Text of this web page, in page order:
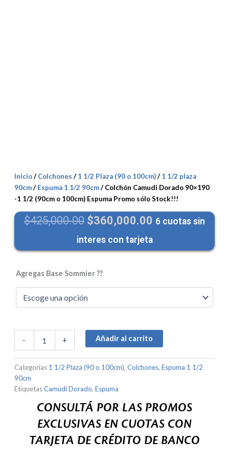
Inicio/Colchones /1 1/2 Plaza (90 o 100cm)/1 1/2 plaza
90cm/Espuma 1 1/2 90cm/ Colchón Camudi Dorado 90×190
-1 1/2 (90cm o 100cm) Espuma Promo sólo Stock!!!
$425,000.00 El
precio
original
era:
$425,000.00.
$360,000.00 El
precio
actual
$360,000.00.
6 cuotas sin
interes con tarjeta
Agregas Base Sommier ??
-
Colchón
Dorado
90x190
1/2
Promo
sólo
Stock!!!
cantidad
+ Añadir al carrito
Categorías 1 1/2 Plaza (90 o 100cm), Colchones, Espuma 1 1/2
90cm
EtiquetasCamudi Dorado, Espuma
CONSULTÁ POR LAS PROMOS
EXCLUSIVAS EN CUOTAS CON
TARJETA DE CRÉDITO DE BANCO